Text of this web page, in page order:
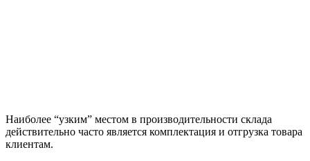
Наиболее “узким” местом в производительности склада
действительно часто является комплектация и отгрузка товара
клиентам.